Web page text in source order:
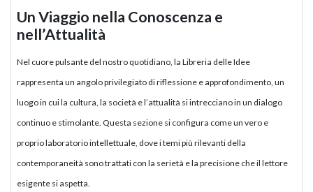
Un Viaggio nella Conoscenza e
nell’Attualità
Nel cuore pulsante del nostro quotidiano, la Libreria delle Idee
rappresenta un angolo privilegiato di riflessione e approfondimento, un
luogo in cui la cultura, la società e l’attualità si intrecciano in un dialogo
continuo e stimolante. Questa sezione si configura come un vero e
proprio laboratorio intellettuale, dove i temi più rilevanti della
contemporaneità sono trattati con la serietà e la precisione che il lettore
esigente si aspetta.